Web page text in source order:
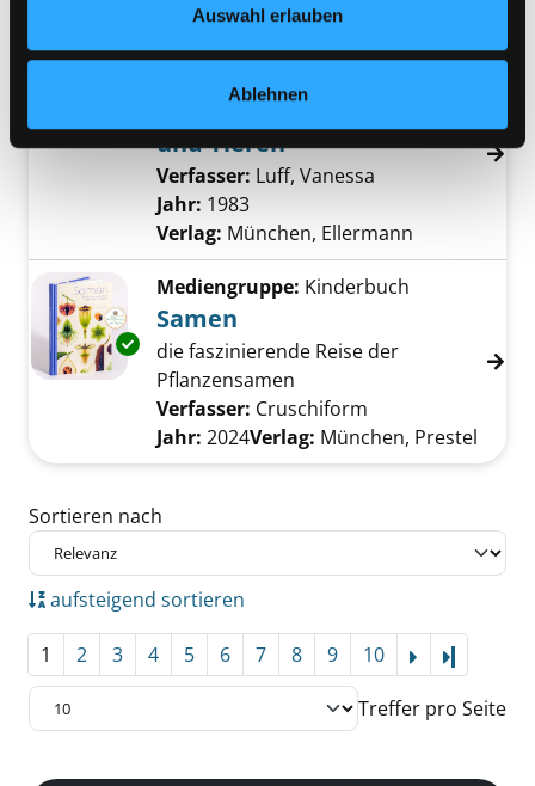
Auswahl erlauben
Ablehnen
Verlag:Saarbrücken, Fleurus
Exemplar-Details von Am Wasser mit
Am Wasser mit Pflanzen
und Tieren
Verfasser: Luff, Vanessa
Jahr: 1983
Verlag: München, Ellermann
Exemplar-Details von Samen anzeigen
Mediengruppe: Kinderbuch
Samen
die faszinierende Reise der
Pflanzensamen
Verfasser: Cruschiform
Jahr: 2024Verlag: München, Prestel
Zu den Suchfiltern springen
Sortieren nach
aufsteigend sortieren
1 2 3 4 5 6 7 8 9 10
Treffer pro Seite